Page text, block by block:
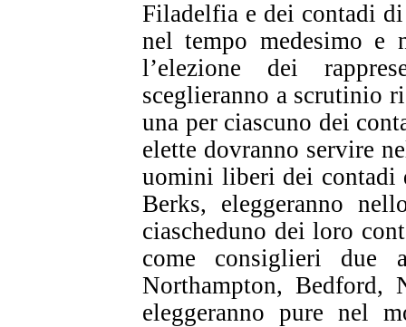
Filadelfia e dei contadi
nel tempo medesimo
l’elezione dei
sceglieranno a scrutinio
una per ciascuno dei
elette dovranno servire
uomini liberi dei contadi
Berks, eleggeranno
ciascheduno dei loro
come consiglieri
Northampton, Bedford,
eleggeranno pure nel